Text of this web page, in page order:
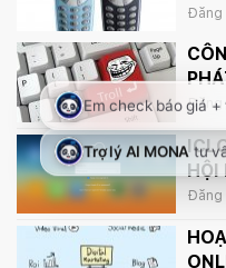
Đăng
HỘI
SẬP
Đăng